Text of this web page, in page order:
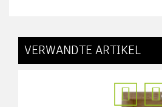
VERWANDTE ARTIKEL